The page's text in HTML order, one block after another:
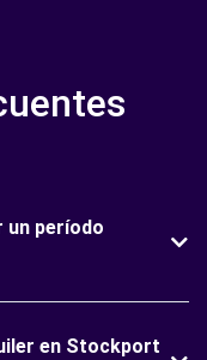
un período
en Stockport